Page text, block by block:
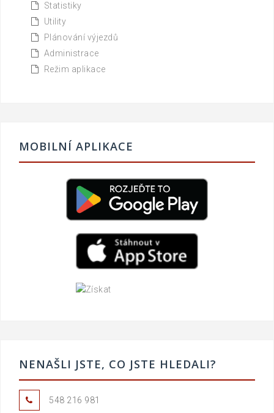
Statistiky
Utility
Plánování výjezdů
Administrace
Režim aplikace
MOBILNÍ APLIKACE
NENAŠLI JSTE, CO JSTE HLEDALI?
548 216 981